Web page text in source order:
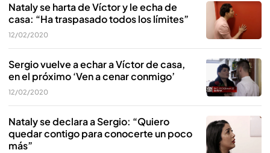
Nataly se harta de Víctor y le echa de
casa: “Ha traspasado todos los límites”
12/02/2020
Sergio vuelve a echar a Víctor de casa,
en el próximo ‘Ven a cenar conmigo’
12/02/2020
Nataly se declara a Sergio: “Quiero
quedar contigo para conocerte un poco
más”